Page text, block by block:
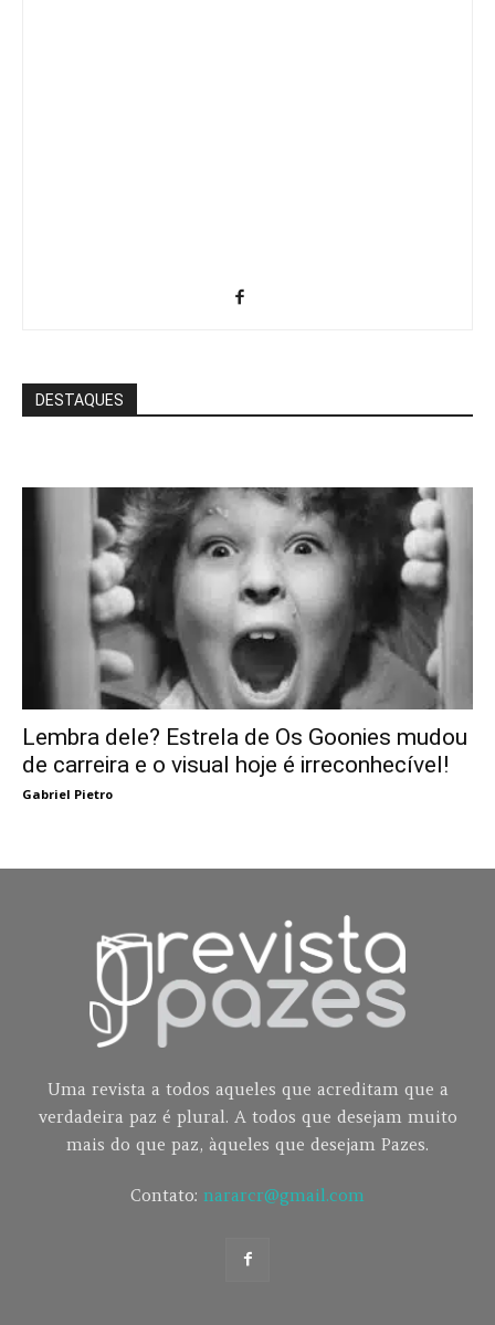
DESTAQUES
Lembra dele? Estrela de Os Goonies mudou
de carreira e o visual hoje é irreconhecível!
Gabriel Pietro
Uma revista a todos aqueles que acreditam que a
verdadeira paz é plural. A todos que desejam muito
mais do que paz, àqueles que desejam Pazes.
Contato: nararcr@gmail.com